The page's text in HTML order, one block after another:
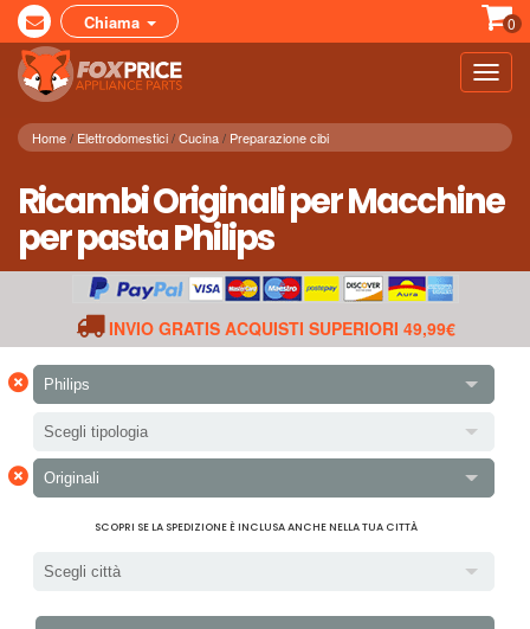
Chiama 0
Home Elettrodomestici Cucina Preparazione cibi
Ricambi Originali per Macchine
per pasta Philips
INVIO GRATIS ACQUISTI SUPERIORI 49,99€
× Philips
Scegli tipologia
× Originali
SCOPRI SE LA SPEDIZIONE È INCLUSA ANCHE NELLA TUA CITTÀ
Scegli città